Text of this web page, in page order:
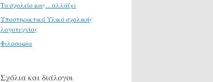
Το σχολείο μας…αλλάζει
Υποστηρικτικό Υλικό σχολικής
λογοτεχνίας
Φιλοσοφία
Σχόλια και διάλογοι